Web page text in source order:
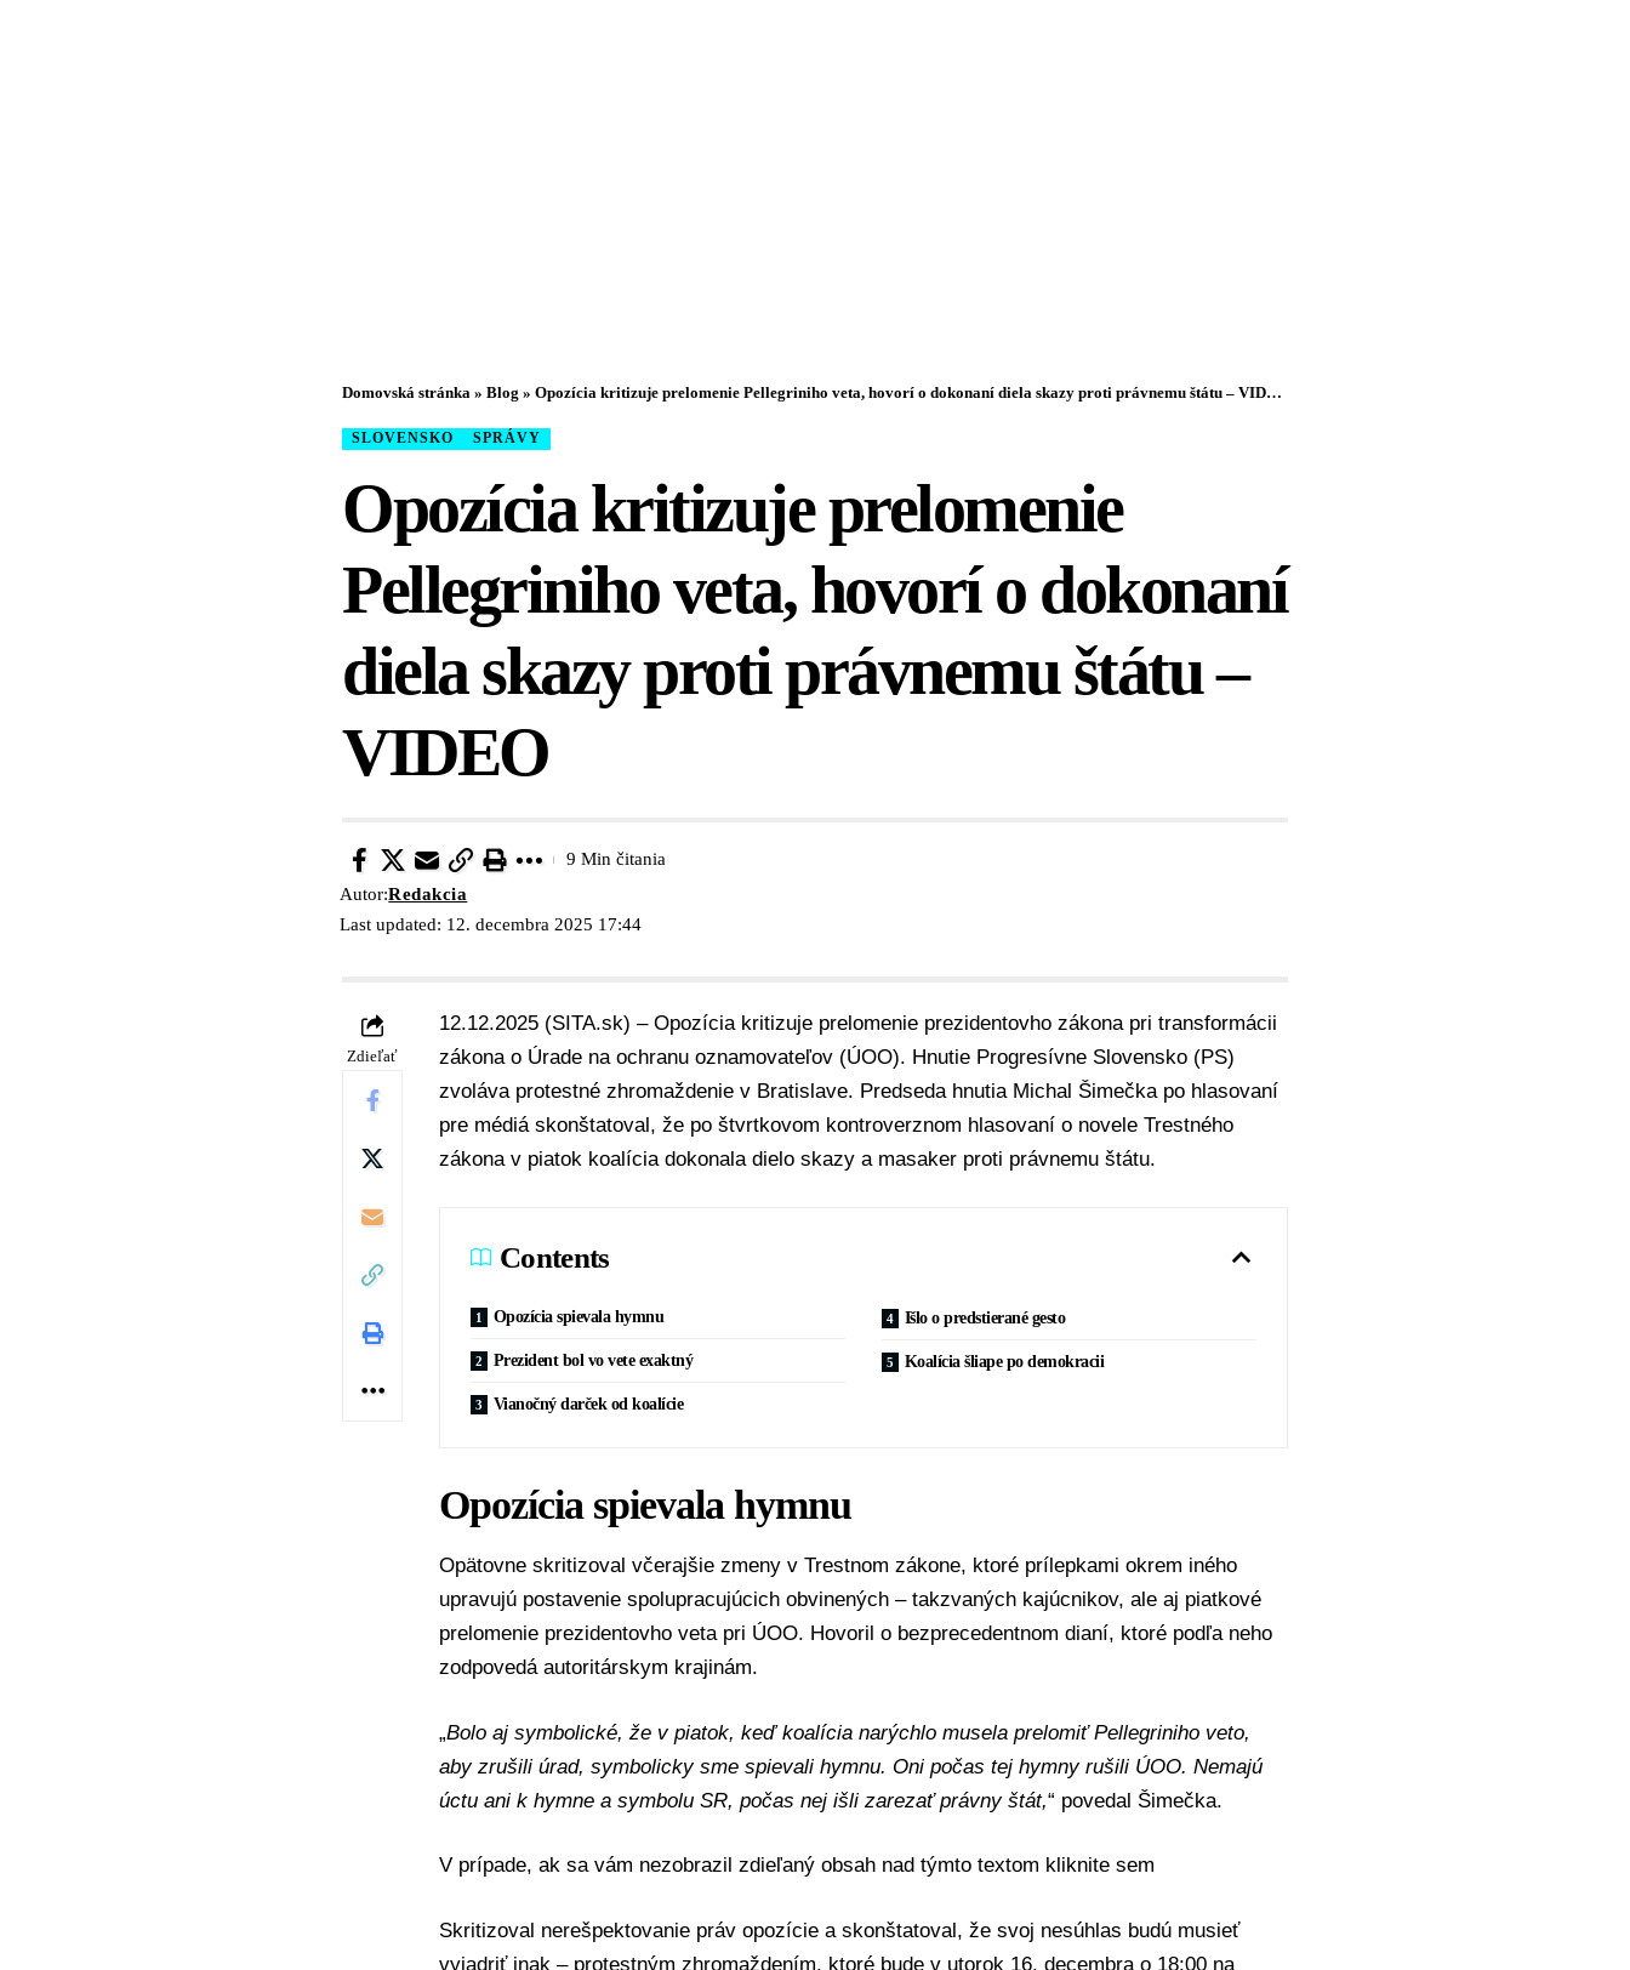
Domovská stránka » Blog » Opozícia kritizuje prelomenie Pellegriniho veta, hovorí o dokonaní diela skazy proti právnemu štátu – VIDEO
SLOVENSKO SPRÁVY
Opozícia kritizuje prelomenie
Pellegriniho veta, hovorí o dokonaní
diela skazy proti právnemu štátu –
VIDEO
Last updated: 12. decembra 2025 17:44
Autor:Redakcia
9 Min čitania
Zdieľať
12.12.2025 (SITA.sk) – Opozícia kritizuje prelomenie prezidentovho zákona pri transformácii
zákona o Úrade na ochranu oznamovateľov (ÚOO). Hnutie Progresívne Slovensko (PS)
zvoláva protestné zhromaždenie v Bratislave. Predseda hnutia Michal Šimečkapo hlasovaní
pre médiá skonštatoval, že po štvrtkovom kontroverznom hlasovaní o novele Trestného
zákona v piatok koalícia dokonala dielo skazy a masaker proti právnemu štátu.
Contents
Opozícia spievala hymnu
Prezident bol vo vete exaktný
Vianočný darček od koalície
Išlo o predstierané gesto
Koalícia šliape po demokracii
Opozícia spievala hymnu
Opätovne skritizoval včerajšie zmeny v Trestnom zákone, ktoré prílepkami okrem iného
upravujú postavenie spolupracujúcich obvinených – takzvaných kajúcnikov, ale aj piatkové
prelomenie prezidentovho veta pri ÚOO. Hovoril o bezprecedentnom dianí, ktoré podľa neho
zodpovedá autoritárskym krajinám.
„Bolo aj symbolické, že v piatok, keď koalícia narýchlo musela prelomiť Pellegriniho veto,
aby zrušili úrad, symbolicky sme spievali hymnu. Oni počas tej hymny rušili ÚOO. Nemajú
úctu ani k hymne a symbolu SR, počas nej išli zarezať právny štát,“ povedal Šimečka.
V prípade, ak sa vám nezobrazil zdieľaný obsah nad týmto textom kliknite sem
Skritizoval nerešpektovanie práv opozície a skonštatoval, že svoj nesúhlas budú musieť
vyjadriť inak – protestným zhromaždením, ktoré bude v utorok 16. decembra o 18:00 na